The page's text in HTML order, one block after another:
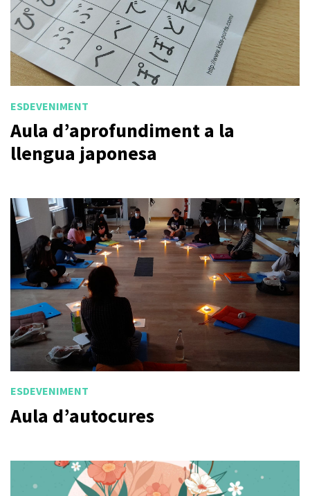
ESDEVENIMENT
Aula d’aprofundiment a la
llengua japonesa
ESDEVENIMENT
Aula d’autocures